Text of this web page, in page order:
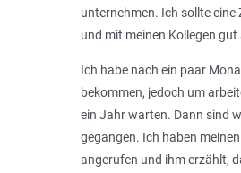
unternehmen. Ich sollte eine
und mit meinen Kollegen
Ich habe nach ein paar
bekommen, jedoch um
ein Jahr warten. Dann sind
gegangen. Ich haben
angerufen und ihm erzählt,